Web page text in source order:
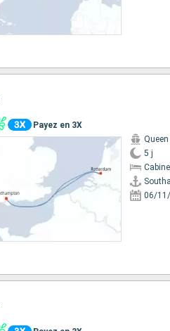
Payez en 3X
5 j
06/